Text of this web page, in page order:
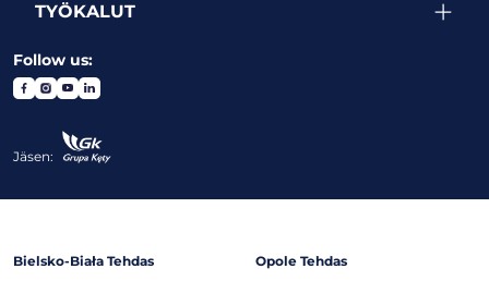
TYÖKALUT
Follow us:
Jäsen:
Bielsko-Biała Tehdas Opole Tehdas